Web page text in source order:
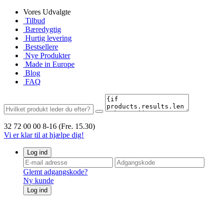
Vores Udvalgte
Tilbud
Bæredygtig
Hurtig levering
Bestsellere
Nye Produkter
Made in Europe
Blog
FAQ
32 72 00 00 8-16 (Fre. 15.30)
Vi er klar til at hjælpe dig!
Log ind
Glemt adgangskode?
Ny kunde
Log ind